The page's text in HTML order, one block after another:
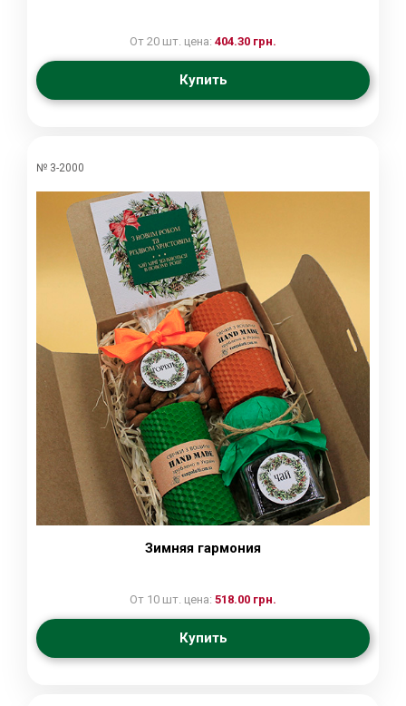
От 20 шт. цена: 404.30 грн.
Купить
№ 3-2000
Зимняя гармония
От 10 шт. цена: 518.00 грн.
Купить